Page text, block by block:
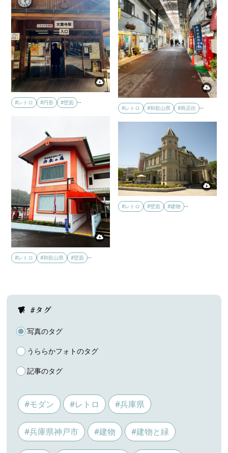
#レトロ #円形 #壁面 …
#レトロ
#和歌山県 #商店街 …
#レトロ #和歌山県 #壁面 …
#レトロ #壁面 #建物
#タグ
写真のタグ
うららかフォトのタグ
記事のタグ
#モダン #レトロ #兵庫県
#兵庫県神戸市 #建物 #建物と緑